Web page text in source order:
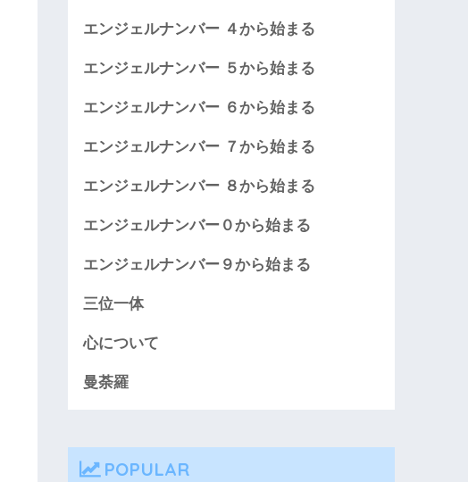
エンジェルナンバー ４から始まる
エンジェルナンバー ５から始まる
エンジェルナンバー ６から始まる
エンジェルナンバー ７から始まる
エンジェルナンバー ８から始まる
エンジェルナンバー０から始まる
エンジェルナンバー９から始まる
三位一体
心について
曼荼羅
POPULAR